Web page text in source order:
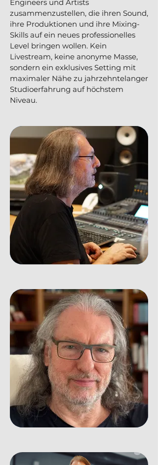
Engineers und Artists
zusammenzustellen, die ihren Sound,
ihre Produktionen und ihre Mixing-
Skills auf ein neues professionelles
Level bringen wollen. Kein
Livestream, keine anonyme Masse,
sondern ein exklusives Setting mit
maximaler Nähe zu jahrzehntelanger
Studioerfahrung auf höchstem
Niveau.